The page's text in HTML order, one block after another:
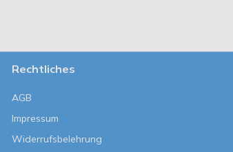
Rechtliches
AGB
Impressum
Widerrufsbelehrung